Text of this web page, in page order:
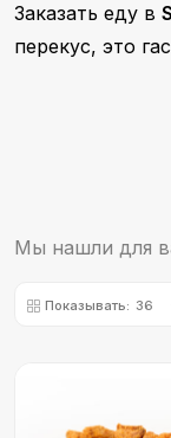
Заказать еду в
перекус, это
Мы нашли для
Показывать: 36